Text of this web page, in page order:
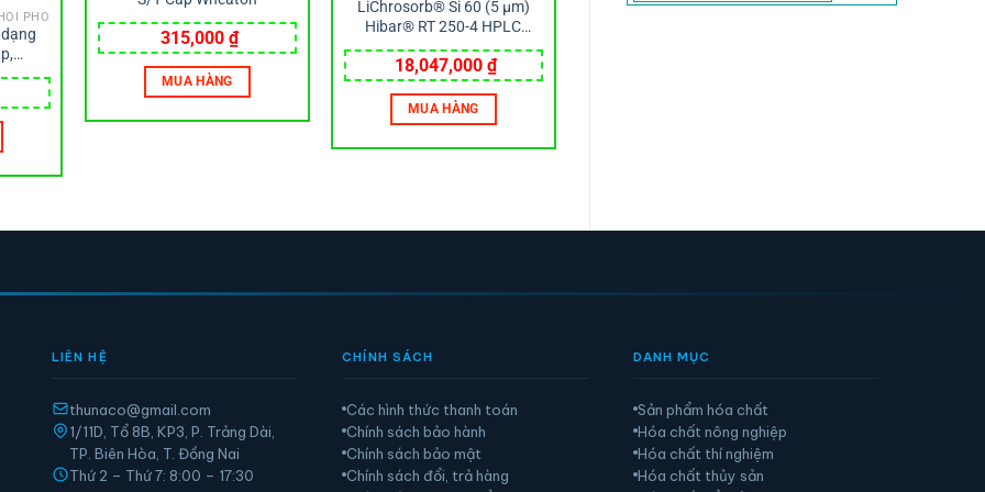
PHỔ
315,000₫
MUA HÀNG
LiChrosorb® Si 60 (5 µm)
Hibar® RT 250-4 HPLC
column Merck
18,047,000₫
MUA HÀNG
LIÊN HỆ
thunaco@gmail.com
1/11D, Tổ 8B, KP3, P. Trảng Dài,
TP. Biên Hòa, T. Đồng Nai
Thứ 2 – Thứ 7: 8:00 – 17:30
CHÍNH SÁCH
Các hình thức thanh toán
Chính sách bảo hành
Chính sách bảo mật
Chính sách đổi, trả hàng
DANH MỤC
Sản phẩm hóa chất
Hóa chất nông nghiệp
Hóa chất thí nghiệm
Hóa chất thủy sản